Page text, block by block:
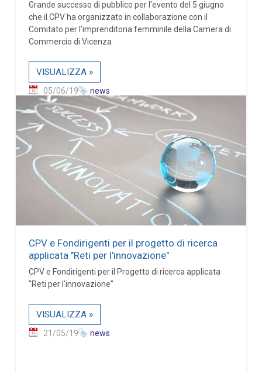
Grande successo di pubblico per l'evento del 5 giugno
che il CPV ha organizzato in collaborazione con il
Comitato per l’imprenditoria femminile della Camera di
Commercio di Vicenza
VISUALIZZA »
05/06/19 news
CPV e Fondirigenti per il progetto di ricerca
applicata "Reti per l'innovazione"
CPV e Fondirigenti per il Progetto di ricerca applicata
"Reti per l'innovazione"
VISUALIZZA »
21/05/19 news